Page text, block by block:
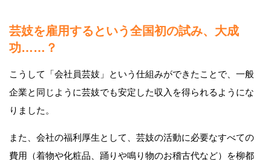
芸妓を雇用するという全国初の試み、大成
功……？
こうして「会社員芸妓」という仕組みができたことで、一般
企業と同じように芸妓でも安定した収入を得られるようにな
りました。
また、会社の福利厚生として、芸妓の活動に必要なすべての
費用（着物や化粧品、踊りや鳴り物のお稽古代など）を柳都